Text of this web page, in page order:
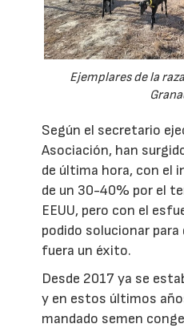
Ejemplares de la
Según el secretario
Asociación, han
de última hora, con el
de un 30-40% por el
EEUU, pero con el
podido solucionar para
fuera un éxito.
Desde 2017 ya se
y en estos últimos
mandado semen